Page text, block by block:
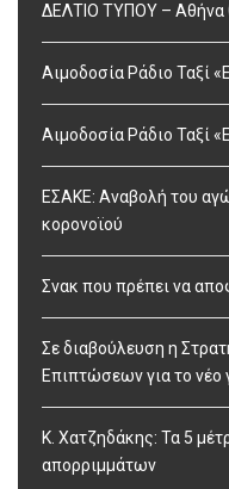
ΔΕΛΤΙΟ ΤΥΠΟΥ – Αθήνα
Αιμοδοσία Ράδιο Ταξί
Αιμοδοσία Ράδιο Ταξί
ΕΣΑΚΕ: Αναβολή του
κορονοϊού
Σνακ που πρέπει να
Σε διαβούλευση η
Επιπτώσεων για το
Κ. Χατζηδάκης: Τα 5
απορριμμάτων